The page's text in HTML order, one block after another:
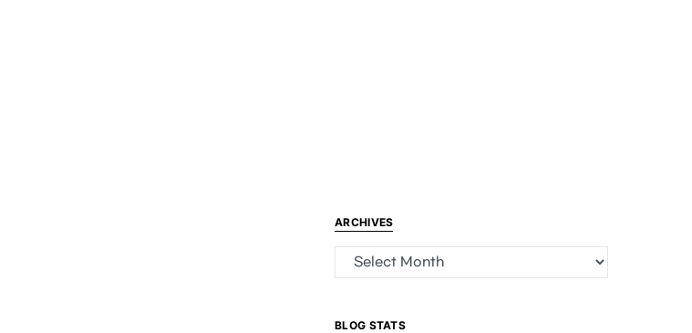
ARCHIVES
Archives
BLOG STATS